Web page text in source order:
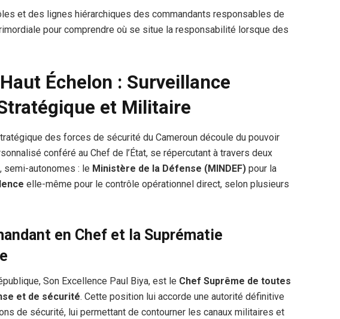
et des lignes hiérarchiques des commandants responsables de
pour comprendre où se situe la responsabilité lorsque des
Échelon : Surveillance
et Militaire
des forces de sécurité du Cameroun découle du pouvoir
conféré au Chef de l’État, se répercutant à travers deux
semi-autonomes : le Ministère de la Défense (MINDEF) pour la
elle-même pour le contrôle opérationnel direct, selon plusieurs
en Chef et la Suprématie
Son Excellence Paul Biya, est le Chef Suprême de toutes
et de sécurité. Cette position lui accorde une autorité définitive
de sécurité, lui permettant de contourner les canaux militaires et